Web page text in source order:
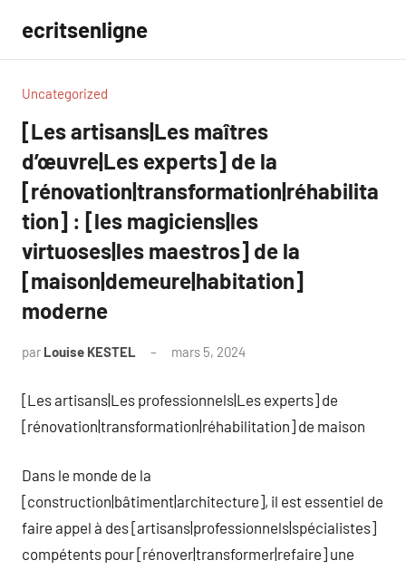
contenu
ecritsenligne
Uncategorized
[Les artisans|Les maîtres
d’œuvre|Les experts] de la
[rénovation|transformation|réhabilita
tion] : [les magiciens|les
virtuoses|les maestros] de la
[maison|demeure|habitation]
moderne
par Louise KESTEL mars 5, 2024
[Les artisans|Les professionnels|Les experts] de
[rénovation|transformation|réhabilitation] de maison
Dans le monde de la
[construction|bâtiment|architecture], il est essentiel de
faire appel à des [artisans|professionnels|spécialistes]
compétents pour [rénover|transformer|refaire] une